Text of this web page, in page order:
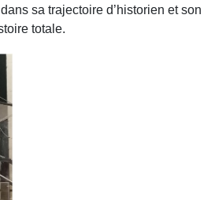
sa trajectoire d’historien et son
totale.